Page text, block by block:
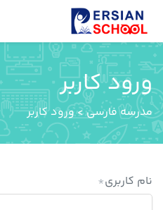
ورود کاربر
مدرسه فارسی>ورود کاربر
نام کاربری*